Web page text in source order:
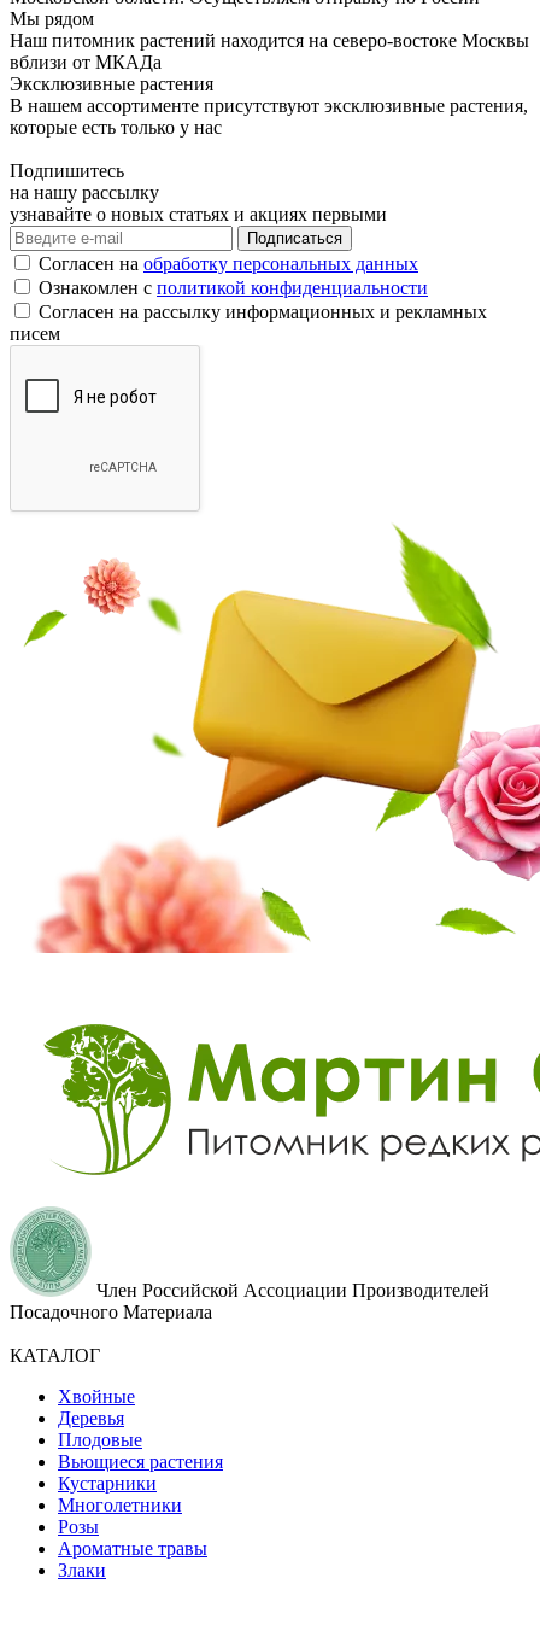
Мы рядом
Наш питомник растений находится на северо-востоке Москвы
вблизи от МКАДа
Эксклюзивные растения
В нашем ассортименте присутствуют эксклюзивные растения,
которые есть только у нас
Подпишитесь
на нашу рассылку
узнавайте о новых статьях и акциях первыми
Согласен на обработку персональных данных
Ознакомлен с политикой конфиденциальности
Согласен на рассылку информационных и рекламных
писем
Член Российской Ассоциации Производителей
Посадочного Материала
КАТАЛОГ
Хвойные
Деревья
Плодовые
Вьющиеся растения
Кустарники
Многолетники
Розы
Ароматные травы
Злаки